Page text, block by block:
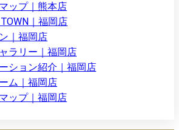
ップ｜熊本店
｜福岡店
｜福岡店
ラリー｜福岡店
ション紹介｜福岡店
ム｜福岡店
ップ｜福岡店